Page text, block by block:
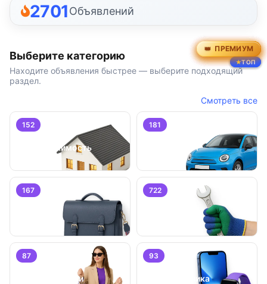
2701Объявлений
Выберите категорию
Находите объявления быстрее — выберите подходящий
раздел.
Смотреть все
152
Недвижимость
181
Транспорт
167 722
87
Личные вещи
93
Электроника
ПРЕМИУМ
ТОП
ПРЕМИУМ
ТОП
ПРЕМИУМ
ТОП
ПРЕМИУМ
ПРЕМИУМ
ПРЕМИУМ